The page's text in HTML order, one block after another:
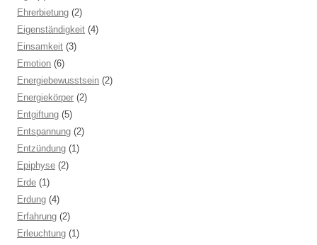
Ehrerbietung (2)
Eigenständigkeit (4)
Einsamkeit (3)
Emotion (6)
Energiebewusstsein (2)
Energiekörper (2)
Entgiftung (5)
Entspannung (2)
Entzündung (1)
Epiphyse (2)
Erde (1)
Erdung (4)
Erfahrung (2)
Erleuchtung (1)